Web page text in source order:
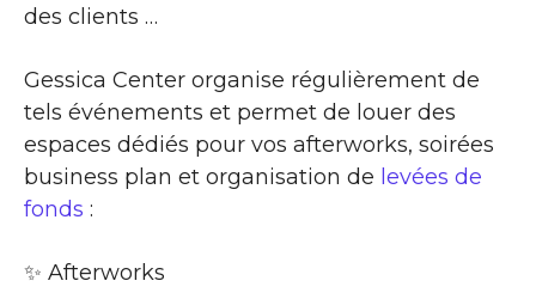
des clients …
Gessica Center organise régulièrement de
tels événements et permet de louer des
espaces dédiés pour vos afterworks, soirées
business plan et organisation de levées de
fonds :
✨​ Afterworks